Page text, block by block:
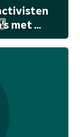
met ...